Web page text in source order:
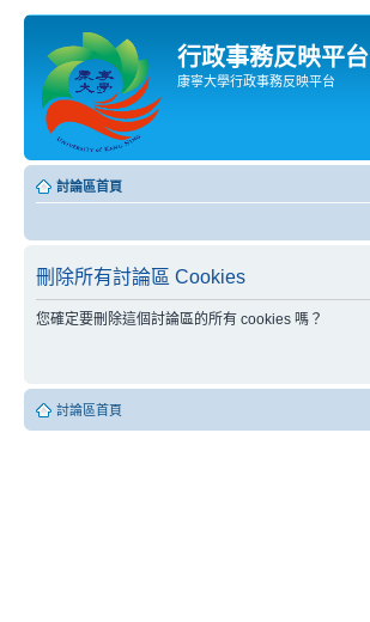
行政事務反映平台
康寧大學行政事務反映平台
討論區首頁
刪除所有討論區 Cookies
您確定要刪除這個討論區的所有 cookies 嗎？
討論區首頁